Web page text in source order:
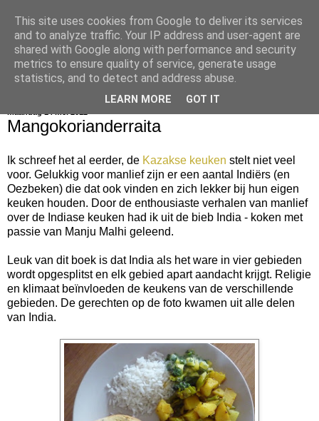
bijna net zo lekker als thuis
Mangokorianderraita
Ik schreef het al eerder, de Kazakse keuken stelt niet veel
voor. Gelukkig voor manlief zijn er een aantal Indiërs (en
Oezbeken) die dat ook vinden en zich lekker bij hun eigen
keuken houden. Door de enthousiaste verhalen van manlief
over de Indiase keuken had ik uit de bieb India - koken met
passie van Manju Malhi geleend.
Leuk van dit boek is dat India als het ware in vier gebieden
wordt opgesplitst en elk gebied apart aandacht krijgt. Religie
en klimaat beïnvloeden de keukens van de verschillende
gebieden. De gerechten op de foto kwamen uit alle delen
van India.
This site uses cookies from Google to deliver its services
and to analyze traffic. Your IP address and user-agent are
shared with Google along with performance and security
metrics to ensure quality of service, generate usage
statistics, and to detect and address abuse.
LEARN MORE GOT IT